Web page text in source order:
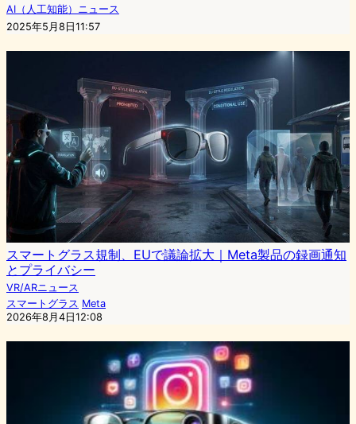
AI（人工知能）ニュース
2025年5月8日11:57
スマートグラス規制、EUで議論拡大｜Meta製品の録画通知
とプライバシー
VR/ARニュース
スマートグラス Meta
2026年8月4日12:08